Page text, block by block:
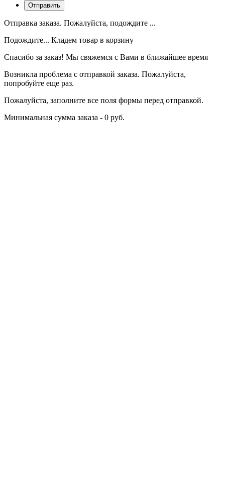
Отправка заказа. Пожалуйста, подождите ...
Подождите... Кладем товар в корзину
Спасибо за заказ! Мы свяжемся с Вами в ближайшее время
Возникла проблема с отправкой заказа. Пожалуйста,
попробуйте еще раз.
Пожалуйста, заполните все поля формы перед отправкой.
Минимальная сумма заказа - 0 руб.